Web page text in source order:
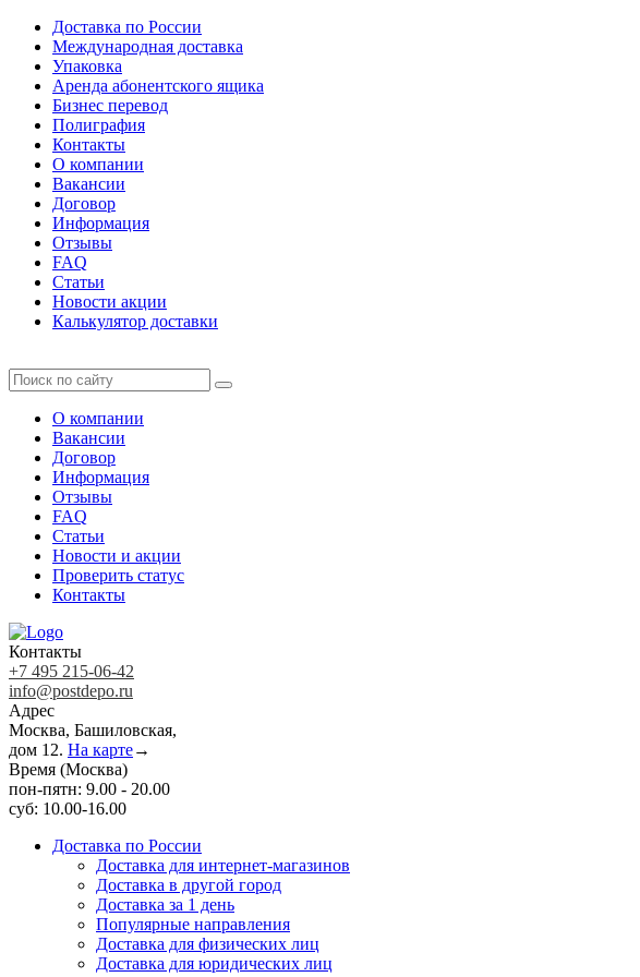
Доставка по России
Международная доставка
Упаковка
Аренда абонентского ящика
Бизнес перевод
Полиграфия
Контакты
О компании
Вакансии
Договор
Информация
Отзывы
FAQ
Статьи
Новости акции
Калькулятор доставки
О компании
Вакансии
Договор
Информация
Отзывы
FAQ
Статьи
Новости и акции
Проверить статус
Контакты
Контакты
+7 495 215-06-42
info@postdepo.ru
Адрес
Москва, Башиловская,
дом 12. На карте→
Время (Москва)
пон-пятн: 9.00 - 20.00
суб: 10.00-16.00
Доставка по России
Доставка для интернет-магазинов
Доставка в другой город
Доставка за 1 день
Популярные направления
Доставка для физических лиц
Доставка для юридических лиц